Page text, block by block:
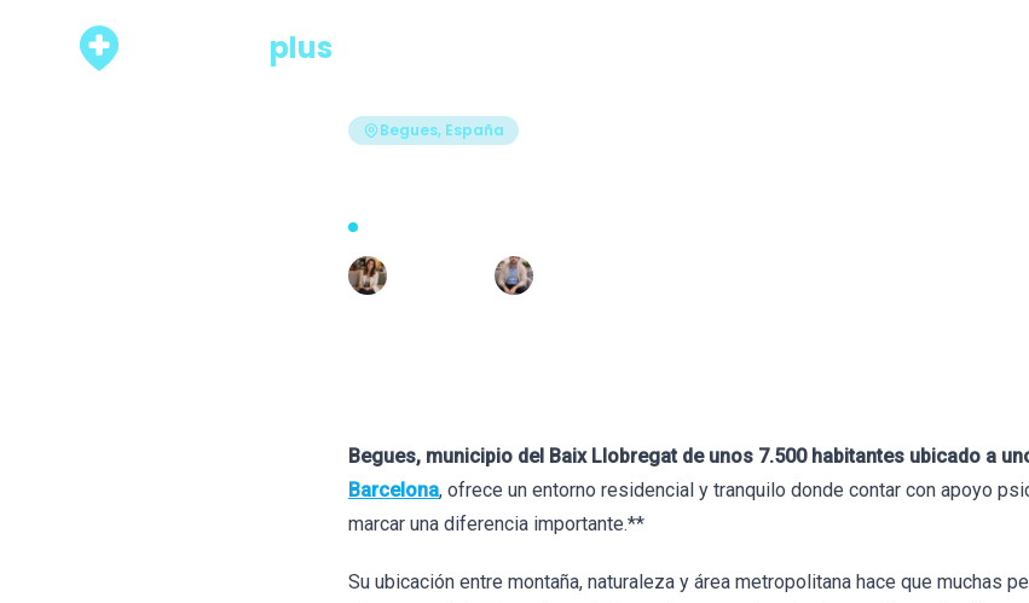
plus
Begues, España
Begues, municipio del Baix Llobregat de unos 7.500 habitantes ubicado a
Barcelona, ofrece un entorno residencial y tranquilo donde contar con apoyo
marcar una diferencia importante.**
Su ubicación entre montaña, naturaleza y área metropolitana hace que muchas